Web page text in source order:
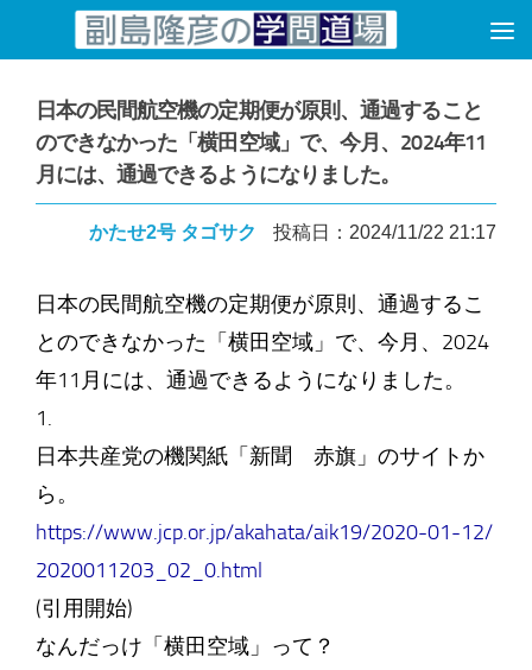
コンテンツへスキップ
日本の民間航空機の定期便が原則、通過すること
のできなかった「横田空域」で、今月、2024年11
月には、通過できるようになりました。
かたせ2号 タゴサク 投稿日：2024/11/22 21:17
日本の民間航空機の定期便が原則、通過するこ
とのできなかった「横田空域」で、今月、2024
年11月には、通過できるようになりました。
1.
日本共産党の機関紙「新聞 赤旗」のサイトか
ら。
https://www.jcp.or.jp/akahata/aik19/2020-01-12/
2020011203_02_0.html
(引用開始)
なんだっけ「横田空域」って？